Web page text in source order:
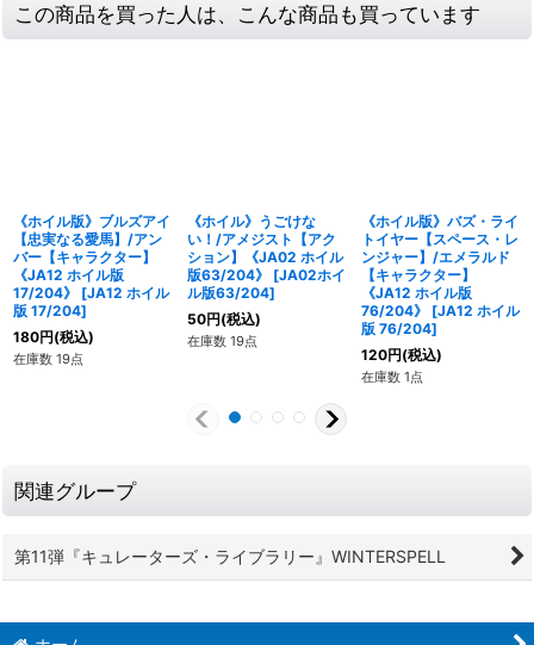
この商品を買った人は、こんな商品も買っています
《ホイル版》ブルズアイ
【忠実なる愛馬】/アン
バー【キャラクター】
《JA12 ホイル版
17/204》
[JA12 ホイル
版 17/204]
180円(税込)
在庫数 19点
《ホイル》うごけな
い！/アメジスト【アク
ション】《JA02 ホイル
版63/204》
[JA02ホイ
ル版63/204]
50円(税込)
在庫数 19点
《ホイル版》バズ・ライ
トイヤー【スペース・レ
ンジャー】/エメラルド
【キャラクター】
《JA12 ホイル版
76/204》
[JA12 ホイル
版 76/204]
120円(税込)
在庫数 1点
関連グループ
第11弾『キュレーターズ・ライブラリー』WINTERSPELL